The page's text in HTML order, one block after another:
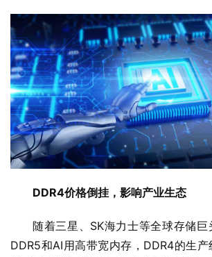
DDR4价格倒挂，影响产业生态
随着三星、SK海力士等全球存储巨
DDR5和AI用高带宽内存，DDR4的生产